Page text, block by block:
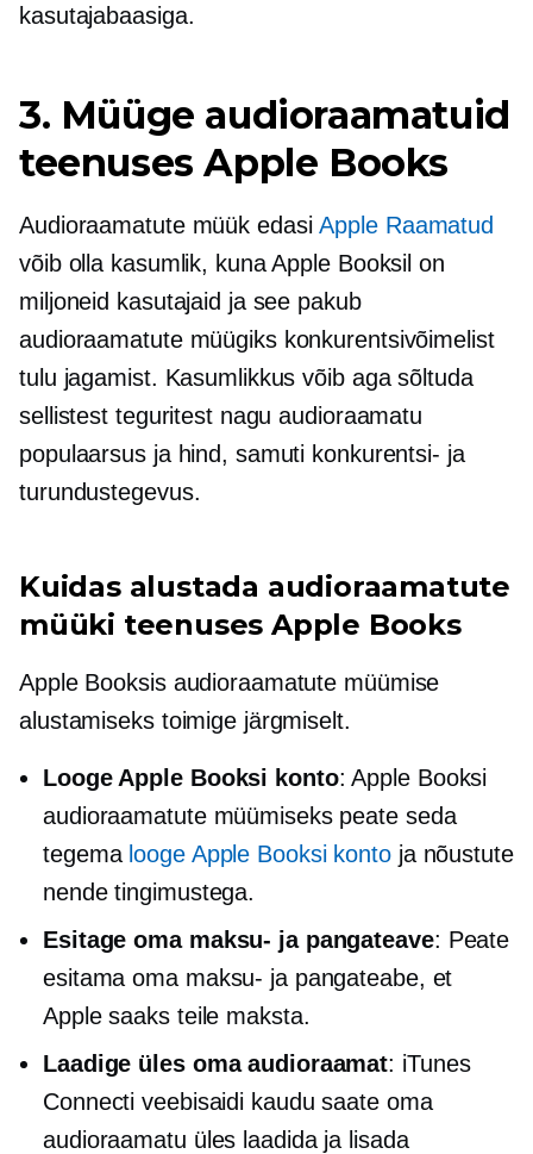
kasutajabaasiga.
3. Müüge audioraamatuid
teenuses Apple Books
Audioraamatute müük edasiApple Raamatud
võib olla kasumlik, kuna Apple Booksil on
miljoneid kasutajaid ja see pakub
audioraamatute müügiks konkurentsivõimelist
tulu jagamist. Kasumlikkus võib aga sõltuda
sellistest teguritest nagu audioraamatu
populaarsus ja hind, samuti konkurentsi- ja
turundustegevus.
Kuidas alustada audioraamatute
müüki teenuses Apple Books
Apple Booksis audioraamatute müümise
alustamiseks toimige järgmiselt.
Looge Apple Booksi konto: Apple Booksi
audioraamatute müümiseks peate seda
tegema looge Apple Booksi kontoja nõustute
nende tingimustega.
Esitage oma maksu- ja pangateave: Peate
esitama oma maksu- ja pangateabe, et
Apple saaks teile maksta.
Laadige üles oma audioraamat: iTunes
Connecti veebisaidi kaudu saate oma
audioraamatu üles laadida ja lisada